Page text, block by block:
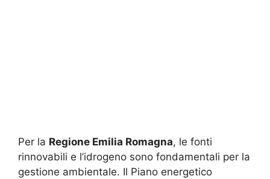
Per la Regione Emilia Romagna, le fonti
rinnovabili e l’idrogeno sono fondamentali per la
gestione ambientale. Il Piano energetico